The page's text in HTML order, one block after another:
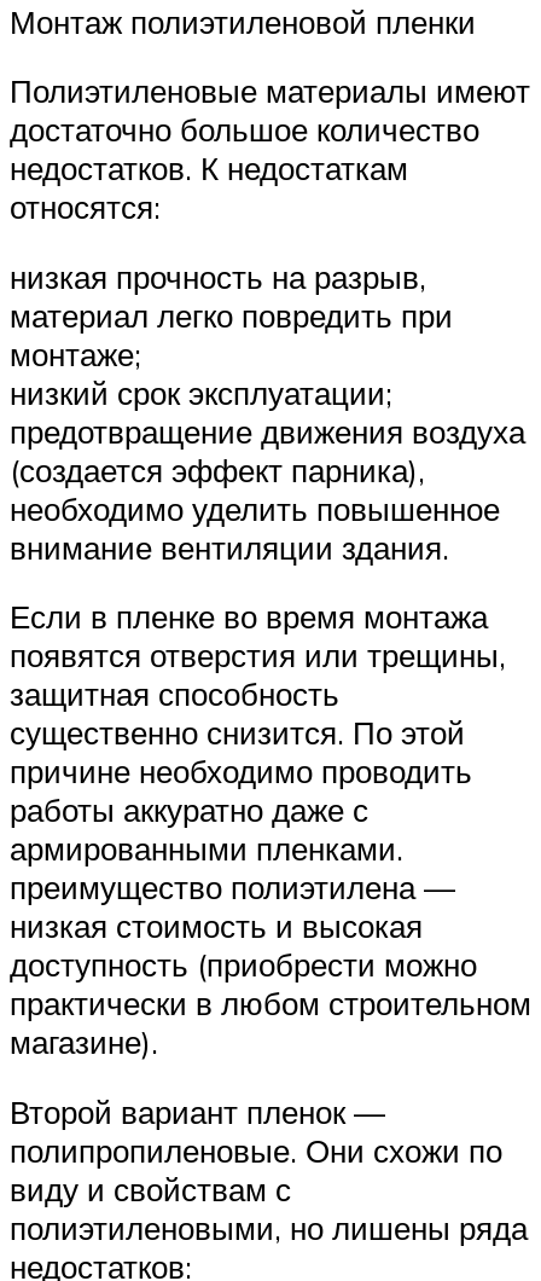
Монтаж полиэтиленовой пленки
Полиэтиленовые материалы имеют
достаточно большое количество
недостатков. К недостаткам
относятся:
низкая прочность на разрыв,
материал легко повредить при
монтаже;
низкий срок эксплуатации;
предотвращение движения воздуха
(создается эффект парника),
необходимо уделить повышенное
внимание вентиляции здания.
Если в пленке во время монтажа
появятся отверстия или трещины,
защитная способность
существенно снизится. По этой
причине необходимо проводить
работы аккуратно даже с
армированными пленками.
преимущество полиэтилена —
низкая стоимость и высокая
доступность (приобрести можно
практически в любом строительном
магазине).
Второй вариант пленок —
полипропиленовые. Они схожи по
виду и свойствам с
полиэтиленовыми, но лишены ряда
недостатков: